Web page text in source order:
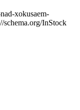
xokusaem-
schema.org/InStock